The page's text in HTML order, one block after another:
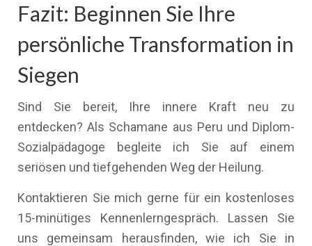
Fazit: Beginnen Sie Ihre
persönliche Transformation in
Siegen
Sind Sie bereit, Ihre innere Kraft neu zu
entdecken? Als Schamane aus Peru und Diplom-
Sozialpädagoge begleite ich Sie auf einem
seriösen und tiefgehenden Weg der Heilung.
Kontaktieren Sie mich gerne für ein kostenloses
15-minütiges Kennenlerngespräch. Lassen Sie
uns gemeinsam herausfinden, wie ich Sie in